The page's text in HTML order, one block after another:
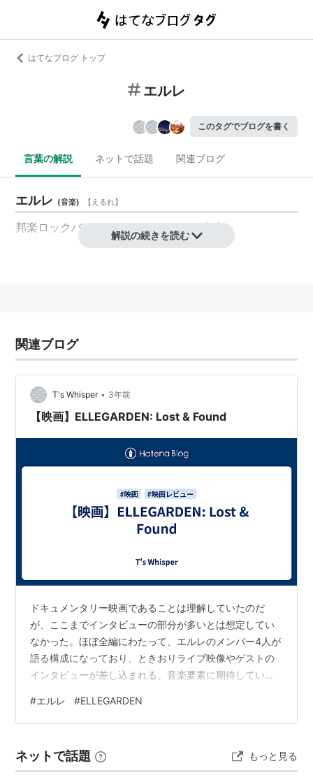
はてなブログ トップ
エルレ
このタグでブログを書く
言葉の解説 ネットで話題 関連ブログ
エルレ (音楽) 【 えるれ】
邦楽ロックバンド・ELLEGARDENの略称
解説の続きを読む
関連ブログ
T's Whisper • 3年前
【映画】ELLEGARDEN: Lost & Found
ドキュメンタリー映画であることは理解していたのだ
が、ここまでインタビューの部分が多いとは想定してい
なかった。ほぼ全編にわたって、エルレのメンバー4人が
語る構成になっており、ときおりライブ映像やゲストの
インタビューが差し込まれる。音楽要素に期待していた
品に仕上がっているという印象だ。 特に印象的だったの
は、活動休止を巡る経緯を語る生形真一の真剣な表情。
で起こっている状況を語るかのような迫力があって、彼
らの活動に賭ける思いがひしひしと伝わってきた。ま
#エルレ #ELLEGARDEN
ネットで話題 もっと見る